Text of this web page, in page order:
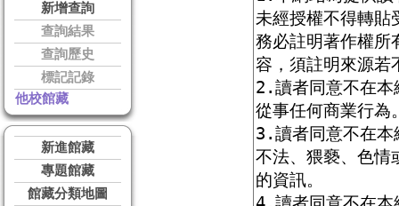
新增查詢
查詢結果
查詢歷史
標記記錄
他校館藏
新進館藏
專題館藏
館藏分類地圖